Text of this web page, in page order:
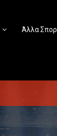
Άλλα Σπορ